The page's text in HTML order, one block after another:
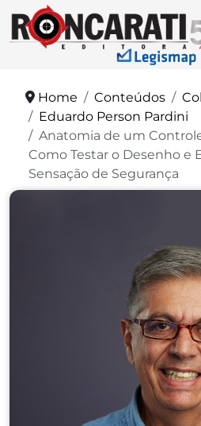
Home Conteúdos
Eduardo Person Pardini
Anatomia de um
Como Testar o Desenho e
Sensação de Segurança